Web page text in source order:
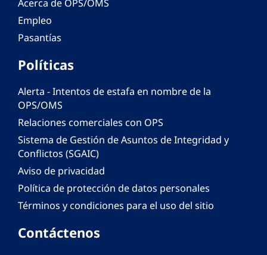
Acerca de OPS/OMS
Empleo
Pasantías
Políticas
Alerta - Intentos de estafa en nombre de la
OPS/OMS
Relaciones comerciales con OPS
Sistema de Gestión de Asuntos de Integridad y
Conflictos (SGAIC)
Aviso de privacidad
Política de protección de datos personales
Términos y condiciones para el uso del sitio
Contáctenos